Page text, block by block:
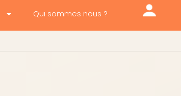
Qui sommes nous ?